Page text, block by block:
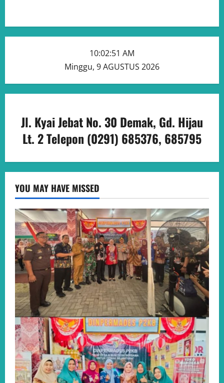
10:02:52 AM
Minggu, 9 AGUSTUS 2026
Jl. Kyai Jebat No. 30 Demak, Gd. Hijau
Lt. 2 Telepon (0291) 685376, 685795
YOU MAY HAVE MISSED